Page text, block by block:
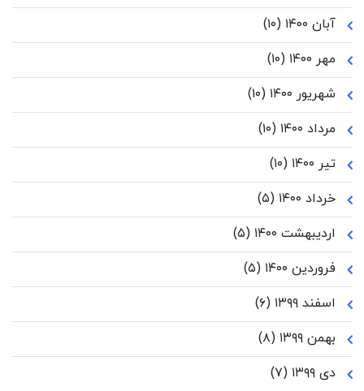
آبان ۱۴۰۰
(۱۰)
مهر ۱۴۰۰
(۱۰)
شهریور ۱۴۰۰
(۱۰)
مرداد ۱۴۰۰
(۱۰)
تیر ۱۴۰۰
(۱۰)
خرداد ۱۴۰۰
(۵)
اردیبهشت ۱۴۰۰
(۵)
فروردین ۱۴۰۰
(۵)
اسفند ۱۳۹۹
(۶)
بهمن ۱۳۹۹
(۸)
دی ۱۳۹۹
(۷)